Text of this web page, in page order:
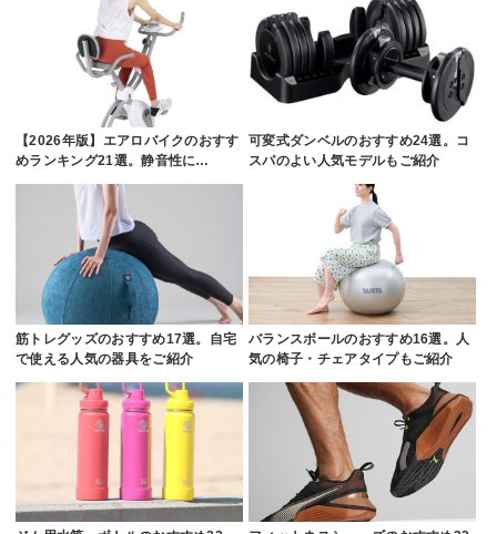
【2026年版】エアロバイクのおすす
めランキング21選。静音性に…
可変式ダンベルのおすすめ24選。コ
スパのよい人気モデルもご紹介
筋トレグッズのおすすめ17選。自宅
で使える人気の器具をご紹介
バランスボールのおすすめ16選。人
気の椅子・チェアタイプもご紹介